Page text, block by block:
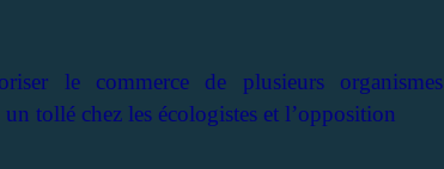
le commerce de plusieurs organismes
tollé chez les écologistes et l’opposition